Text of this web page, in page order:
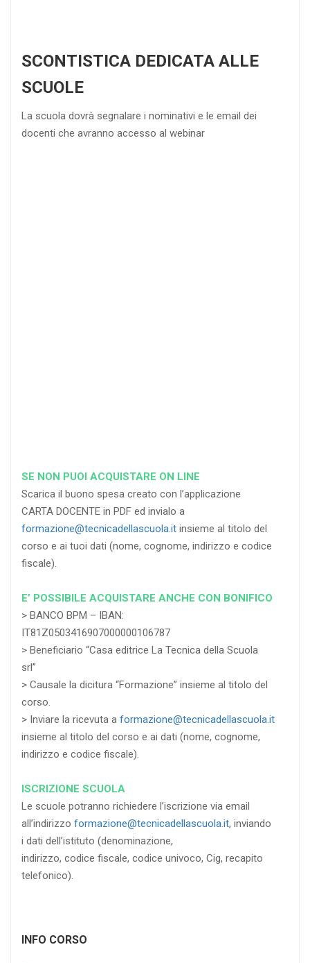
SCONTISTICA DEDICATA ALLE
SCUOLE
La scuola dovrà segnalare i nominativi e le email dei
docenti che avranno accesso al webinar
SE NON PUOI ACQUISTARE ON LINE
Scarica il buono spesa creato con l’applicazione
CARTA DOCENTE in PDF ed invialo a
formazione@tecnicadellascuola.it insieme al titolo del
corso e ai tuoi dati (nome, cognome, indirizzo e codice
fiscale).
E’ POSSIBILE ACQUISTARE ANCHE CON BONIFICO
> BANCO BPM – IBAN:
IT81Z0503416907000000106787
> Beneficiario “Casa editrice La Tecnica della Scuola
srl”
> Causale la dicitura “Formazione” insieme al titolo del
corso.
> Inviare la ricevuta a formazione@tecnicadellascuola.it
insieme al titolo del corso e ai dati (nome, cognome,
indirizzo e codice fiscale).
ISCRIZIONE SCUOLA
Le scuole potranno richiedere l’iscrizione via email
all’indirizzo formazione@tecnicadellascuola.it, inviando
i dati dell’istituto (denominazione,
indirizzo, codice fiscale, codice univoco, Cig, recapito
telefonico).
INFO CORSO